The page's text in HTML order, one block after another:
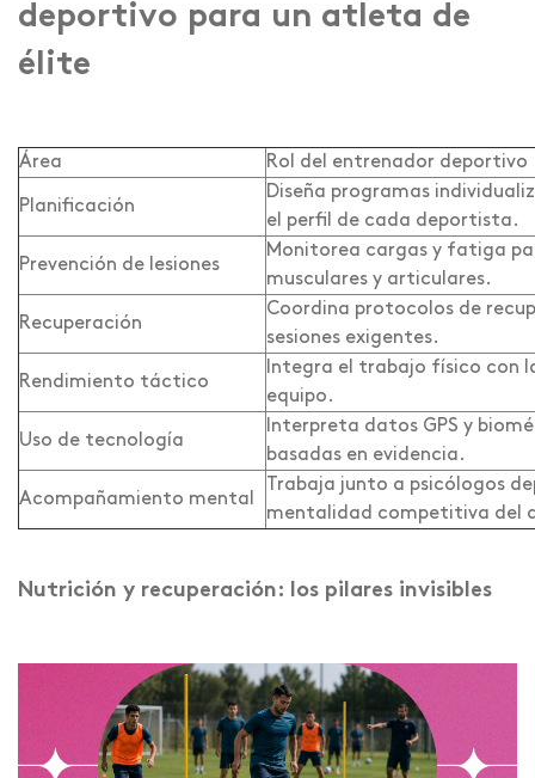
deportivo para un atleta de
élite
Área Rol del entrenador deportivo
Planificación
Diseña programas
el perfil de cada deportista.
Prevención de lesiones
Monitorea cargas y fatiga
musculares y articulares.
Recuperación
Coordina protocolos de
sesiones exigentes.
Rendimiento táctico
Integra el trabajo físico con
equipo.
Uso de tecnología
Interpreta datos GPS y
basadas en evidencia.
Acompañamiento mental
Trabaja junto a psicólogos
mentalidad competitiva del
Nutrición y recuperación: los pilares invisibles